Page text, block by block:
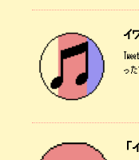
イ
っ
「